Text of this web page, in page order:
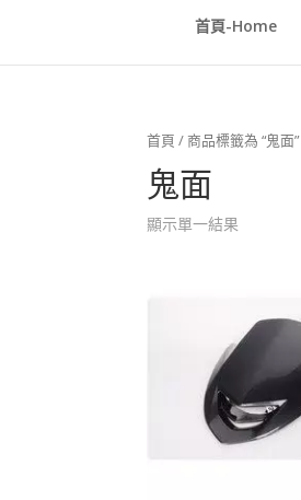
首頁-Home
首頁 / 商品標籤為 “鬼面”
鬼面
顯示單一結果